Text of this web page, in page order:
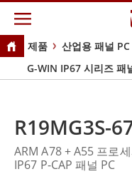
제품 산업용 패널
G-WIN IP67 시리즈 패
R19MG3S-
ARM A78 + A55 프로
IP67 P-CAP 패널 PC